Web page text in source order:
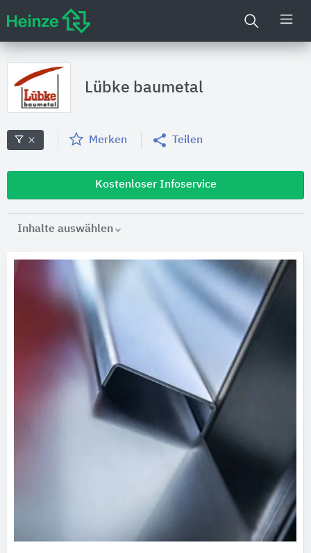
Lübke baumetal
Merken Teilen
Kostenloser Infoservice
Inhalte auswählen